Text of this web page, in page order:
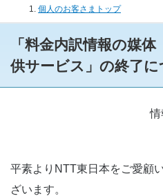
個人のお客さまトップ
「料金内訳情報の媒体（CD-
「料金内訳情報の媒
供サービス」の終了に
情
平素よりNTT東日本をご愛顧
ざいます。